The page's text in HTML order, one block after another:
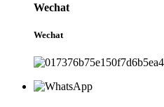
Wechat
Wechat